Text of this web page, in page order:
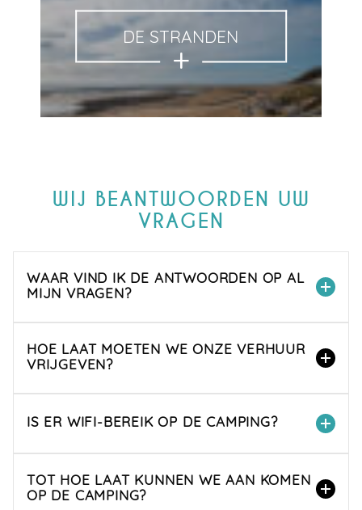
DE STRANDEN
WIJ BEANTWOORDEN UW
VRAGEN
WAAR VIND IK DE ANTWOORDEN OP AL
MIJN VRAGEN?
HOE LAAT MOETEN WE ONZE VERHUUR
VRIJGEVEN?
IS ER WIFI-BEREIK OP DE CAMPING?
TOT HOE LAAT KUNNEN WE AAN KOMEN
OP DE CAMPING?